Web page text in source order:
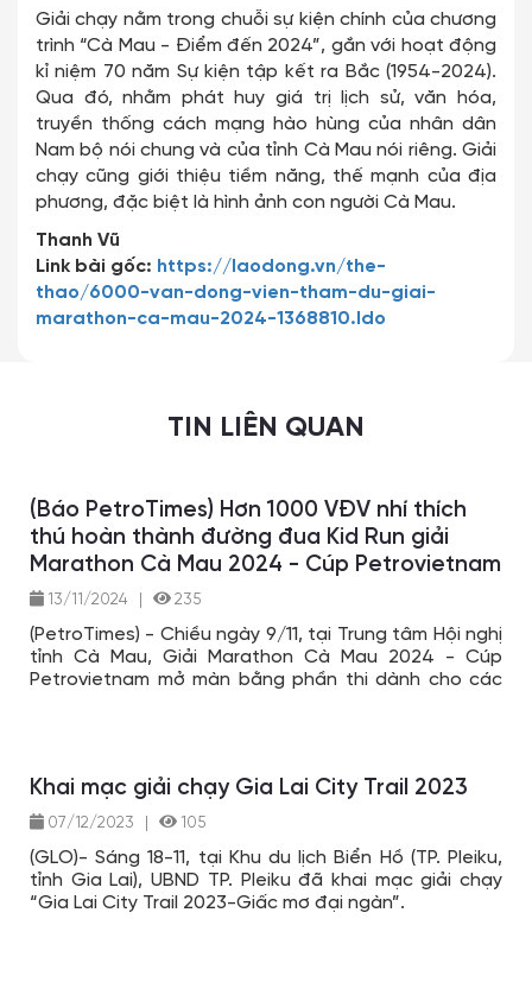
Giải chạy nằm trong chuỗi sự kiện chính của chương
trình “Cà Mau - Điểm đến 2024”, gắn với hoạt động
kỉ niệm 70 năm Sự kiện tập kết ra Bắc (1954-2024).
Qua đó, nhằm phát huy giá trị lịch sử, văn hóa,
truyền thống cách mạng hào hùng của nhân dân
Nam bộ nói chung và của tỉnh Cà Mau nói riêng. Giải
chạy cũng giới thiệu tiềm năng, thế mạnh của địa
phương, đặc biệt là hình ảnh con người Cà Mau.
Thanh Vũ
Link bài gốc: https://laodong.vn/the-
thao/6000-van-dong-vien-tham-du-giai-
marathon-ca-mau-2024-1368810.ldo
TIN LIÊN QUAN
(Báo PetroTimes) Hơn 1000 VĐV nhí thích
thú hoàn thành đường đua Kid Run giải
Marathon Cà Mau 2024 - Cúp Petrovietnam
13/11/2024 235
(PetroTimes) - Chiều ngày 9/11, tại Trung tâm Hội nghị
tỉnh Cà Mau, Giải Marathon Cà Mau 2024 - Cúp
Petrovietnam mở màn bằng phần thi dành cho các
Khai mạc giải chạy Gia Lai City Trail 2023
07/12/2023 105
(GLO)- Sáng 18-11, tại Khu du lịch Biển Hồ (TP. Pleiku,
tỉnh Gia Lai), UBND TP. Pleiku đã khai mạc giải chạy
“Gia Lai City Trail 2023-Giấc mơ đại ngàn”.